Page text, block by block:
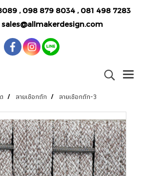
, 098 879 8034 , 081 498 7283
sales@allmakerdesign.com
ลายเชือกถัก ลายเชือกถัก-3